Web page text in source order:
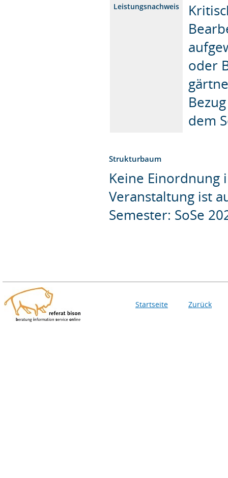
Leistungsnachweis
oder
dem
Strukturbaum
Keine Einordnung
Veranstaltung ist
Semester: SoSe
Startseite Zurück